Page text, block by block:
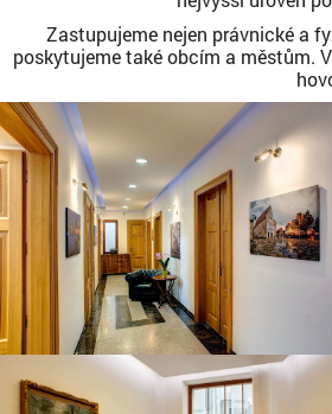
Zastupujeme nejen právnické a
poskytujeme také obcím a městům.